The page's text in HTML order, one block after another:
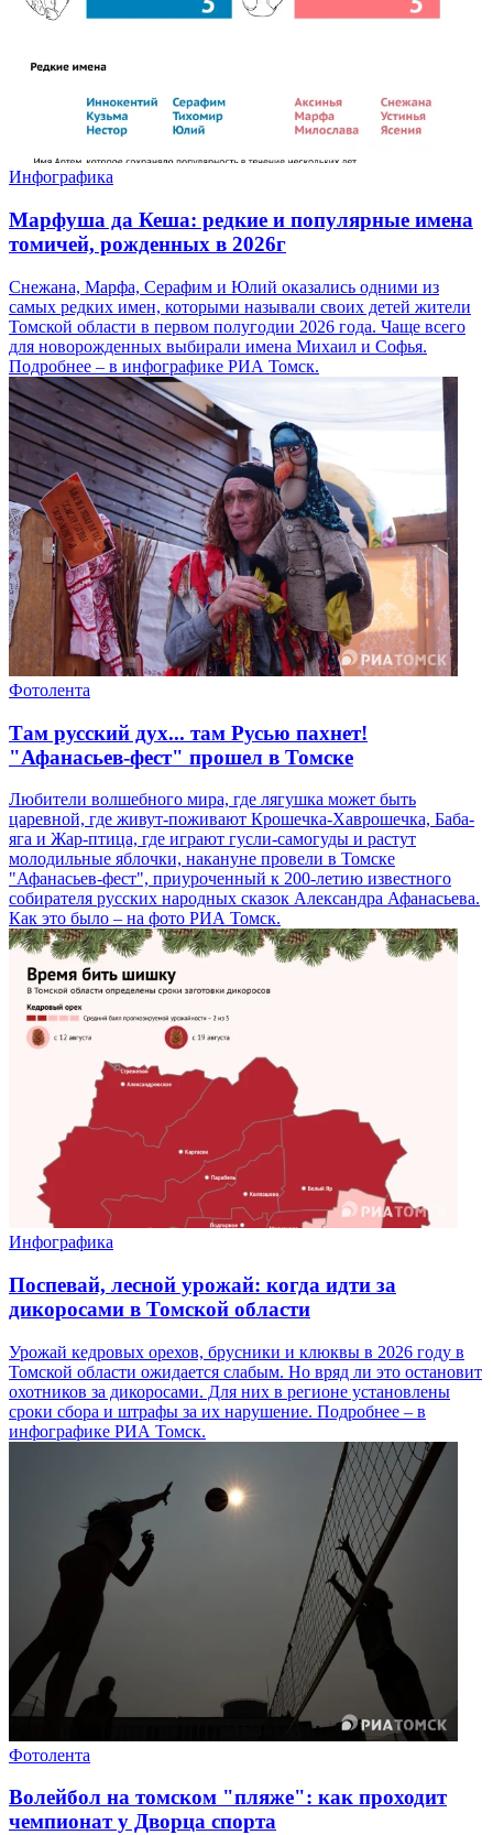
Инфографика
Марфуша да Кеша: редкие и популярные имена
томичей, рожденных в 2026г
Снежана, Марфа, Серафим и Юлий оказались одними из
самых редких имен, которыми называли своих детей жители
Томской области в первом полугодии 2026 года. Чаще всего
для новорожденных выбирали имена Михаил и Софья.
Подробнее – в инфографике РИА Томск.
Фотолента
Там русский дух... там Русью пахнет!
"Афанасьев-фест" прошел в Томске
Любители волшебного мира, где лягушка может быть
царевной, где живут-поживают Крошечка-Хаврошечка, Баба-
яга и Жар-птица, где играют гусли-самогуды и растут
молодильные яблочки, накануне провели в Томске
"Афанасьев-фест", приуроченный к 200-летию известного
собирателя русских народных сказок Александра Афанасьева.
Как это было – на фото РИА Томск.
Инфографика
Поспевай, лесной урожай: когда идти за
дикоросами в Томской области
Урожай кедровых орехов, брусники и клюквы в 2026 году в
Томской области ожидается слабым. Но вряд ли это остановит
охотников за дикоросами. Для них в регионе установлены
сроки сбора и штрафы за их нарушение. Подробнее – в
инфографике РИА Томск.
Фотолента
Волейбол на томском "пляже": как проходит
чемпионат у Дворца спорта